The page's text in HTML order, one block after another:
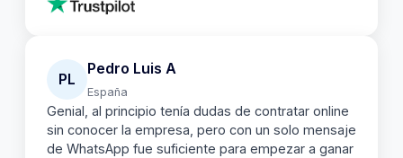
PL
Pedro Luis A
España
Genial, al principio tenía dudas de contratar online
sin conocer la empresa, pero con un solo mensaje
de WhatsApp fue suficiente para empezar a ganar